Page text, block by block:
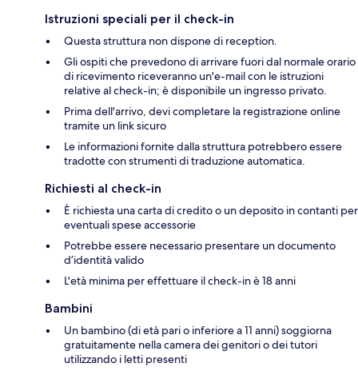
Istruzioni speciali per il check-in
Questa struttura non dispone di reception.
Gli ospiti che prevedono di arrivare fuori dal normale orario
di ricevimento riceveranno un'e-mail con le istruzioni
relative al check-in; è disponibile un ingresso privato.
Prima dell'arrivo, devi completare la registrazione online
tramite un link sicuro
Le informazioni fornite dalla struttura potrebbero essere
tradotte con strumenti di traduzione automatica.
Richiesti al check-in
È richiesta una carta di credito o un deposito in contanti per
eventuali spese accessorie
Potrebbe essere necessario presentare un documento
d’identità valido
L'età minima per effettuare il check-in è 18 anni
Bambini
Un bambino (di età pari o inferiore a 11 anni) soggiorna
gratuitamente nella camera dei genitori o dei tutori
utilizzando i letti presenti